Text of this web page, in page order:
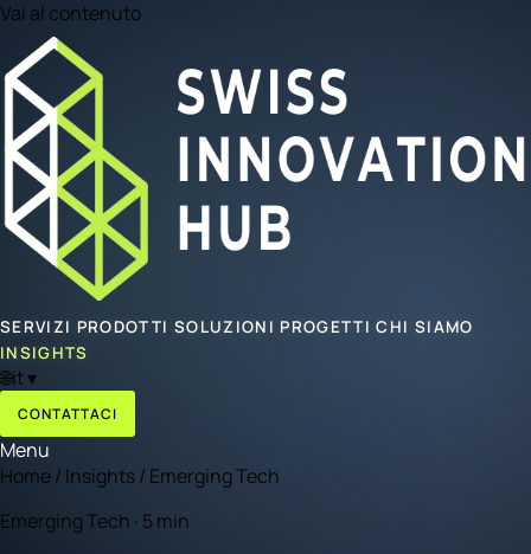
Vai al contenuto
SERVIZI PRODOTTI SOLUZIONI PROGETTICHI SIAMO
INSIGHTS
🌐it▾
CONTATTACI
Menu
Home/ Insights/ Emerging Tech
Emerging Tech · 5 min